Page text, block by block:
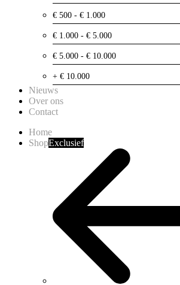
€ 500 - € 1.000
€ 1.000 - € 5.000
€ 5.000 - € 10.000
+ € 10.000
Nieuws
Over ons
Contact
Home
ShopExclusief